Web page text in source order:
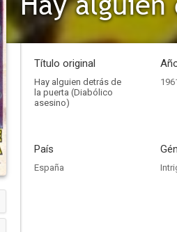
Título original
Hay alguien detrás de
la puerta (Diabólico
asesino)
País
España